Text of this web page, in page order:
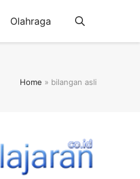
Olahraga
Home » bilangan asli